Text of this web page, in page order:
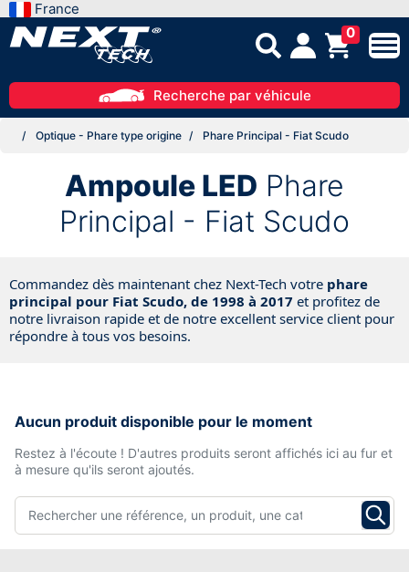
France
0
Recherche par véhicule
Optique - Phare type origine Phare Principal - Fiat Scudo
Ampoule LED Phare
Principal - Fiat Scudo
Commandez dès maintenant chez Next-Tech votre phare
principal pour Fiat Scudo, de 1998 à 2017 et profitez de
notre livraison rapide et de notre excellent service client pour
répondre à tous vos besoins.
Aucun produit disponible pour le moment
Restez à l'écoute ! D'autres produits seront affichés ici au fur et
à mesure qu'ils seront ajoutés.